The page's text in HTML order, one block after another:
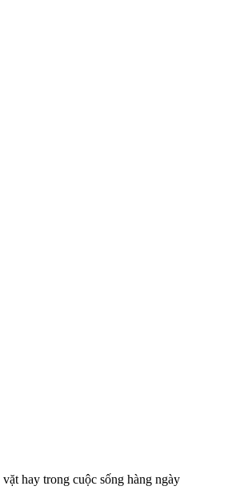
hay trong cuộc sống hàng ngày